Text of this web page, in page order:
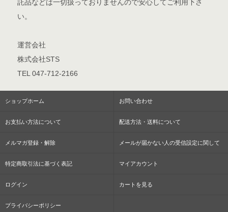
託品などは一切扱っておりませんので安心してご利用下さ
い。
運営会社
株式会社STS
TEL 047-712-2166
ショップホーム お問い合わせ
お支払い方法について 配送方法・送料について
メルマガ登録・解除 メールが届かない人の受信設定に関して
特定商取引法に基づく表記 マイアカウント
ログイン カートを見る
プライバシーポリシー